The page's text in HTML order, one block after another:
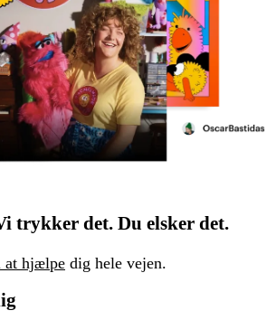
trykker det. Du elsker det.
at hjælpe dig hele vejen.